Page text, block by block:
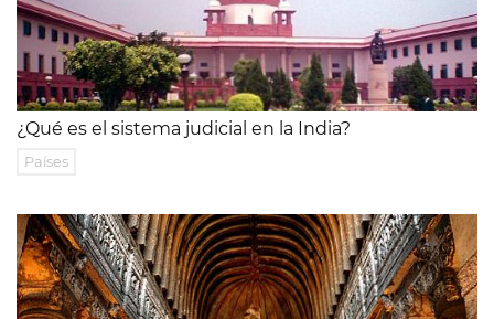
¿Qué es el sistema judicial en la India?
Países